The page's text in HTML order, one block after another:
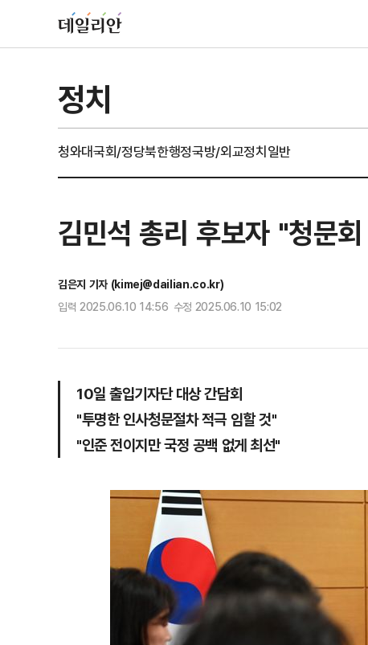
정치
청와대국회/정당북한행정국방/외교정치일반
김민석 총리 후보자 "청문
김은지 기자 (kimej@dailian.co.kr)
입력 2025.06.10 14:56 수정 2025.06.10 15:02
10일 출입기자단 대상 간담회
"투명한 인사청문절차 적극 임할 것"
"인준 전이지만 국정 공백 없게 최선"